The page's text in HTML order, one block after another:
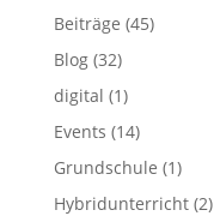
Beiträge (45)
Blog(32)
digital (1)
Events (14)
Grundschule (1)
Hybridunterricht(2)